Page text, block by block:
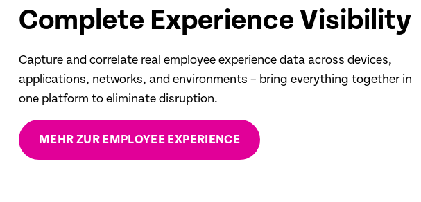
Complete Experience Visibility
Capture and correlate real employee experience data across devices,
applications, networks, and environments – bring everything together in
one platform to eliminate disruption.
MEHR ZUR EMPLOYEE EXPERIENCE